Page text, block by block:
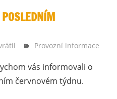
Provozní informace
vás informovali o
červnovém týdnu.